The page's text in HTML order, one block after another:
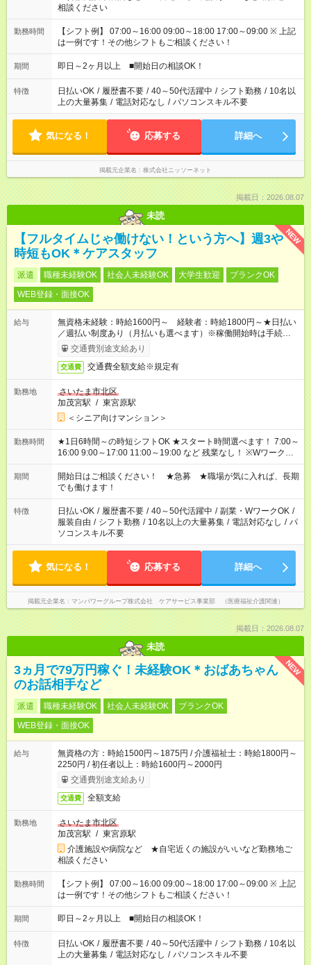
相談ください
勤務時間
【シフト例】 07:00～16:00 09:00～18:00 17:00～09:00 ※ 上記
は一例です！その他シフトもご相談ください！
期間 即日～2ヶ月以上 ■開始日の相談OK！
特徴 日払いOK / 履歴書不要 / 40～50代活躍中 / シフト勤務 / 10名以
上の大量募集 / 電話対応なし / パソコンスキル不要
気になる！ 応募する 詳細へ
掲載元企業名 株式会社ニッソーネット
掲載日：2026.08.07
未読
NEW
【フルタイムじゃ働けない！という方へ】週3や
時短もOK＊ケアスタッフ
派遣 職種未経験OK 社会人未経験OK 大学生歓迎
ブランクOK
WEB登録・面接OK
給与
無資格未経験：時給1600円～ 経験者：時給1800円～★日払い
／週払い制度あり（月払いも選べます）※稼働開始時は手続き完
了次第のお支払いとなります。
交通費別途支給あり
交通費 交通費全額支給※規定有
勤務地
さいたま市北区
加茂宮駅 / 東宮原駅
＜シニア向けマンション＞
勤務時間
★1日6時間～の時短シフトOK ★スタート時間選べます！ 7:00～
16:00 9:00～17:00 11:00～19:00 など 残業なし！ ※Wワークの
場合、他のお仕事と合わせ週40時間超の就業はご案内できませ
ん ※法令に基づき、週20時間以上勤務は社会保険への加入対象
となります ※労働者派遣法（日雇い派遣の原則禁止）により、
短時間・短期間の就業はご案内が難しい場合があります
期間
開始日はご相談ください！ ★急募 ★職場が気に入れば、長期
でも働けます！
特徴 日払いOK / 履歴書不要 / 40～50代活躍中 / 副業・WワークOK /
服装自由 / シフト勤務 / 10名以上の大量募集 / 電話対応なし / パ
ソコンスキル不要
気になる！ 応募する 詳細へ
掲載元企業名 マンパワーグループ株式会社 ケアサービス事業部 （医療福祉介護関連）
掲載日：2026.08.07
未読
NEW
3ヵ月で79万円稼ぐ！未経験OK＊おばあちゃん
のお話相手など
派遣 職種未経験OK 社会人未経験OK
ブランクOK
WEB登録・面接OK
給与
無資格の方：時給1500円～1875円 / 介護福祉士：時給1800円～
2250円 / 初任者以上：時給1600円～2000円
交通費別途支給あり
交通費 全額支給
勤務地
さいたま市北区
加茂宮駅 / 東宮原駅
介護施設や病院など ★自宅近くの施設がいいなど勤務地ご
相談ください
勤務時間
【シフト例】 07:00～16:00 09:00～18:00 17:00～09:00 ※ 上記
は一例です！その他シフトもご相談ください！
期間 即日～2ヶ月以上 ■開始日の相談OK！
特徴 日払いOK / 履歴書不要 / 40～50代活躍中 / シフト勤務 / 10名以
上の大量募集 / 電話対応なし / パソコンスキル不要